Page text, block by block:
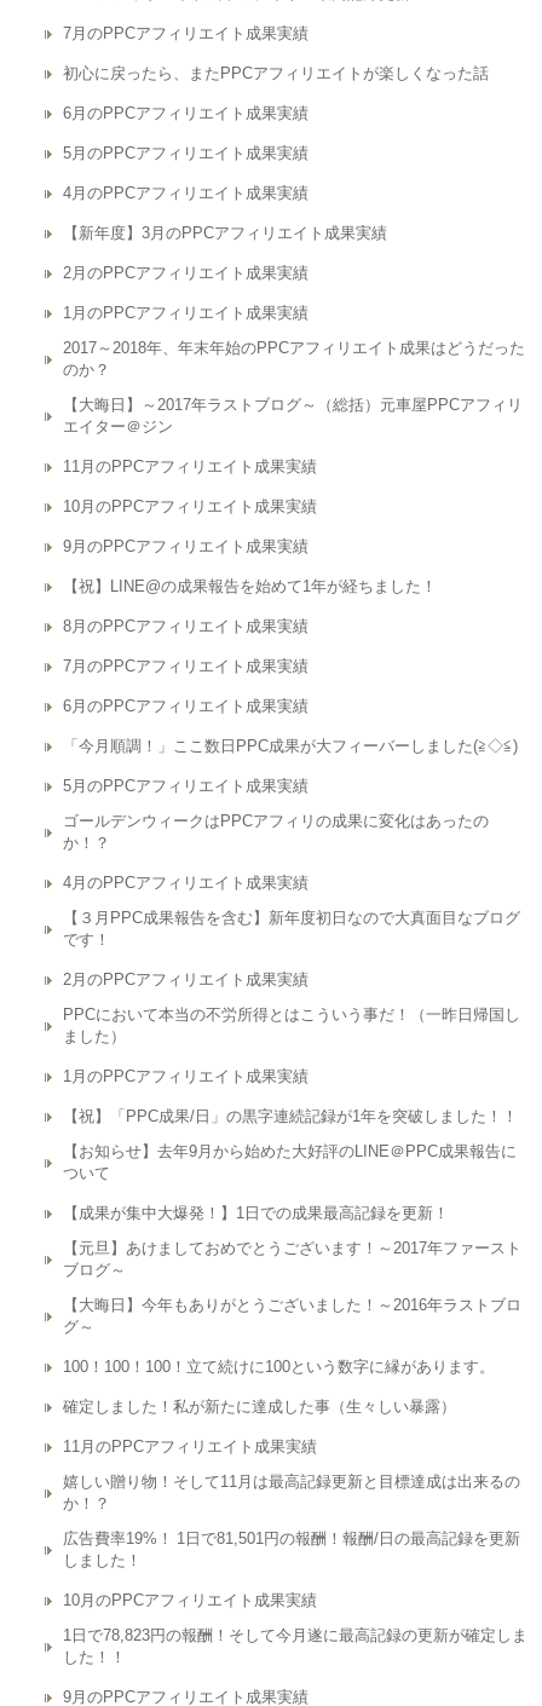
7月のPPCアフィリエイト成果実績
初心に戻ったら、またPPCアフィリエイトが楽しくなった話
6月のPPCアフィリエイト成果実績
5月のPPCアフィリエイト成果実績
4月のPPCアフィリエイト成果実績
【新年度】3月のPPCアフィリエイト成果実績
2月のPPCアフィリエイト成果実績
1月のPPCアフィリエイト成果実績
2017～2018年、年末年始のPPCアフィリエイト成果はどうだった
のか？
【大晦日】～2017年ラストブログ～（総括）元車屋PPCアフィリ
エイター＠ジン
11月のPPCアフィリエイト成果実績
10月のPPCアフィリエイト成果実績
9月のPPCアフィリエイト成果実績
【祝】LINE@の成果報告を始めて1年が経ちました！
8月のPPCアフィリエイト成果実績
7月のPPCアフィリエイト成果実績
6月のPPCアフィリエイト成果実績
「今月順調！」ここ数日PPC成果が大フィーバーしました(≧◇≦)
5月のPPCアフィリエイト成果実績
ゴールデンウィークはPPCアフィリの成果に変化はあったの
か！？
4月のPPCアフィリエイト成果実績
【３月PPC成果報告を含む】新年度初日なので大真面目なブログ
です！
2月のPPCアフィリエイト成果実績
PPCにおいて本当の不労所得とはこういう事だ！（一昨日帰国し
ました）
1月のPPCアフィリエイト成果実績
【祝】「PPC成果/日」の黒字連続記録が1年を突破しました！！
【お知らせ】去年9月から始めた大好評のLINE＠PPC成果報告に
ついて
【成果が集中大爆発！】1日での成果最高記録を更新！
【元旦】あけましておめでとうございます！～2017年ファースト
ブログ～
【大晦日】今年もありがとうございました！～2016年ラストブロ
グ～
100！100！100！立て続けに100という数字に縁があります。
確定しました！私が新たに達成した事（生々しい暴露）
11月のPPCアフィリエイト成果実績
嬉しい贈り物！そして11月は最高記録更新と目標達成は出来るの
か！？
広告費率19%！ 1日で81,501円の報酬！報酬/日の最高記録を更新
しました！
10月のPPCアフィリエイト成果実績
1日で78,823円の報酬！そして今月遂に最高記録の更新が確定しま
した！！
9月のPPCアフィリエイト成果実績